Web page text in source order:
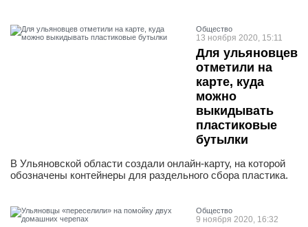
Общество
13 ноября 2020, 15:11
Для ульяновцев
отметили на
карте, куда
можно
выкидывать
пластиковые
бутылки
В Ульяновской области создали онлайн-карту, на которой
обозначены контейнеры для раздельного сбора пластика.
Общество
9 ноября 2020, 16:32